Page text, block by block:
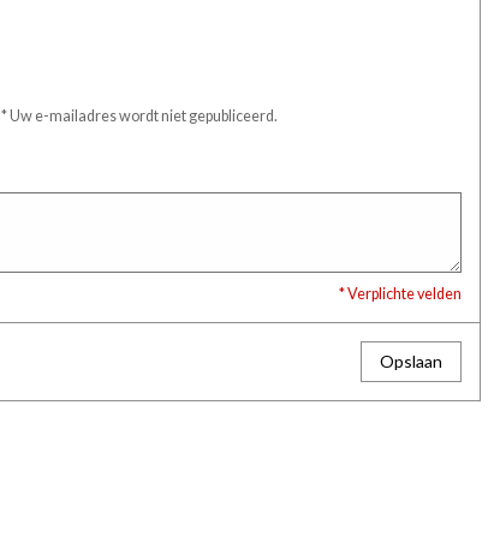
* Uw e-mailadres wordt niet gepubliceerd.
* Verplichte velden
Opslaan